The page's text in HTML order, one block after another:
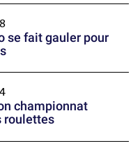
se fait gauler pour
championnat
roulettes